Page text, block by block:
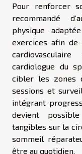
Pour renforcer
recommandé
physique
exercices afin de
cardiologue du
cibler les zones
sessions et
intégrant
devient
tangibles sur la
sommeil
être au quotidien.